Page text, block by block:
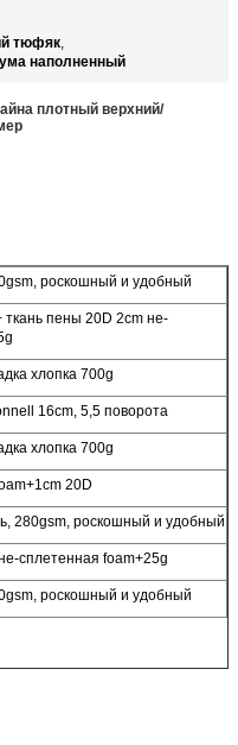
тюфяк,
наполненный
плотный верхний/
роскошный и удобный
ткань пены 20D 2cm не-
хлопка 700g
16cm, 5,5 поворота
хлопка 700g
20D
280gsm, роскошный и удобный
сплетенная foam+25g
роскошный и удобный